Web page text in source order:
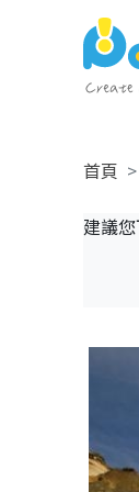
首頁
建議